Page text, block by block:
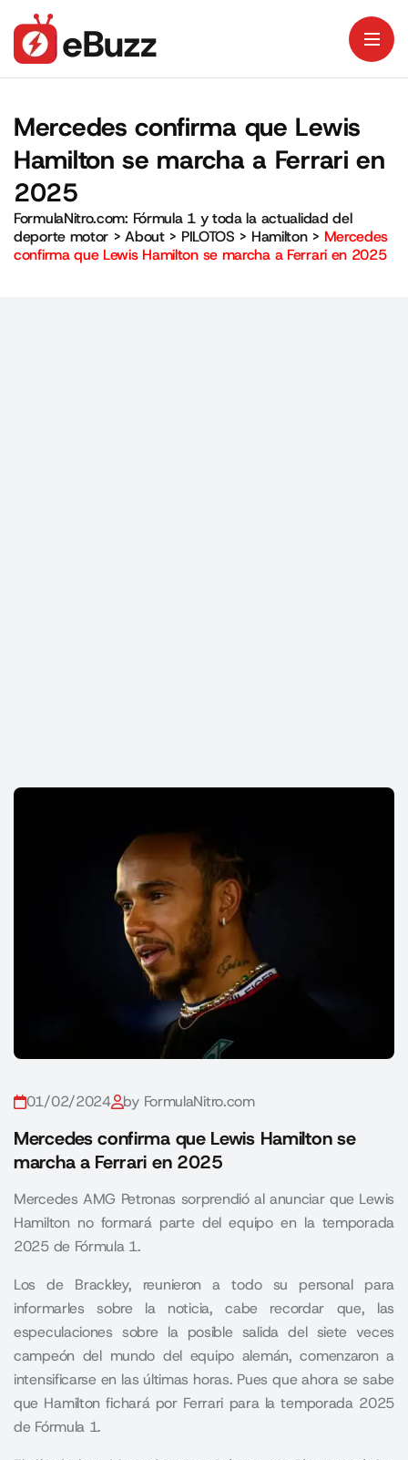
Mercedes confirma que Lewis
Hamilton se marcha a Ferrari en
2025
FormulaNitro.com: Fórmula 1 y toda la actualidad del
deporte motor >About> PILOTOS > Hamilton> Mercedes
confirma que Lewis Hamilton se marcha a Ferrari en 2025
01/02/2024 by FormulaNitro.com
Mercedes confirma que Lewis Hamilton se
marcha a Ferrari en 2025
Mercedes AMG Petronas sorprendió al anunciar que Lewis
Hamilton no formará parte del equipo en la temporada
2025 de Fórmula 1.
Los de Brackley, reunieron a todo su personal para
informarles sobre la noticia, cabe recordar que, las
especulaciones sobre la posible salida del siete veces
campeón del mundo del equipo alemán, comenzaron a
intensificarse en las últimas horas. Pues que ahora se sabe
que Hamilton fichará por Ferrari para la temporada 2025
de Fórmula 1.